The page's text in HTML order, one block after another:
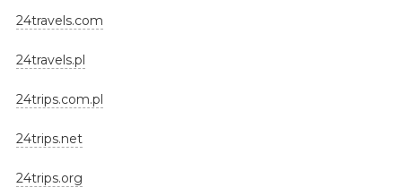
24travels.com
24travels.pl
24trips.com.pl
24trips.net
24trips.org